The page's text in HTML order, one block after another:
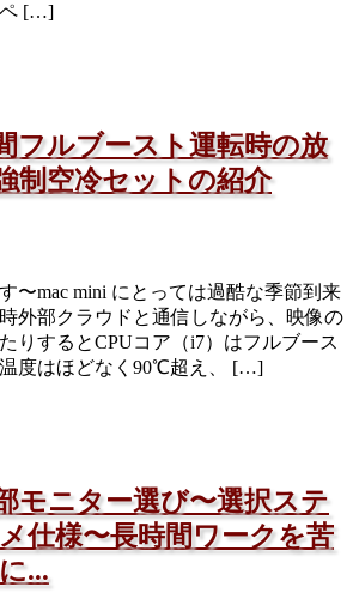
ペ […]
フルブースト運転時の放
制空冷セットの紹介
〜mac mini にとっては過酷な季節到来
外部クラウドと通信しながら、映像の
りするとCPUコア（i7）はフルブース
温度はほどなく90℃超え、 […]
モニター選び〜選択ステ
仕様〜長時間ワークを苦
...